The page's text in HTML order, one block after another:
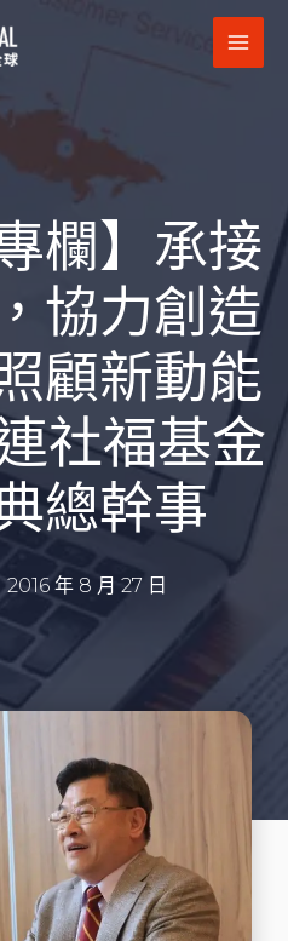
欄】承接
協力創造
顧新動能
社福基金
總幹事
2016 年 8 月 27 日